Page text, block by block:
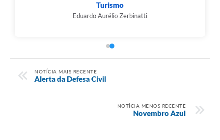
Turismo
Eduardo Aurélio Zerbinatti
NOTÍCIA MAIS RECENTE
Alerta da Defesa Civil
NOTÍCIA MENOS RECENTE
Novembro Azul